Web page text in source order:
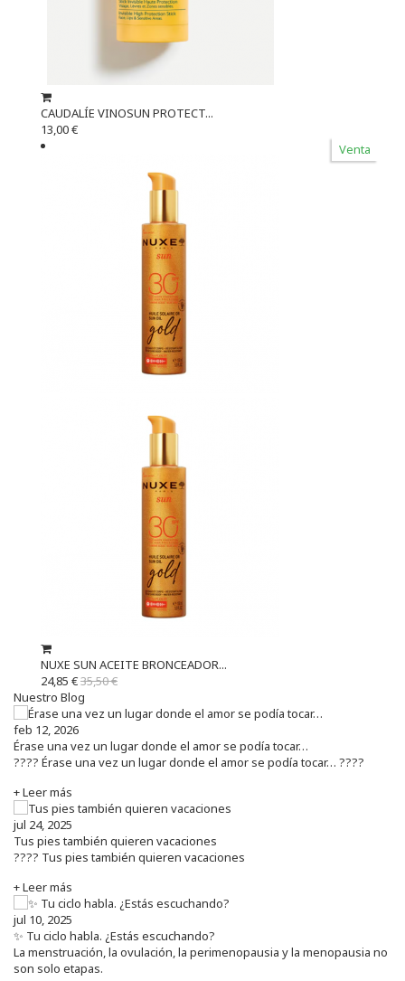
CAUDALÍE VINOSUN PROTECT...
13,00 €
Venta
NUXE SUN ACEITE BRONCEADOR...
24,85 €35,50 €
Nuestro Blog
feb 12, 2026
Érase una vez un lugar donde el amor se podía tocar…
???? Érase una vez un lugar donde el amor se podía tocar… ????
+ Leer más
jul 24, 2025
Tus pies también quieren vacaciones
???? Tus pies también quieren vacaciones
+ Leer más
jul 10, 2025
✨ Tu ciclo habla. ¿Estás escuchando?
La menstruación, la ovulación, la perimenopausia y la menopausia no
son solo etapas.